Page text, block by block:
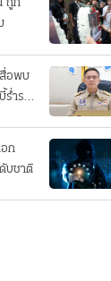
ถูก
อพบ
ารวย
ก
บชาติ